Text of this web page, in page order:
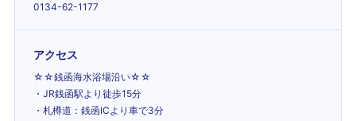
0134-62-1177
アクセス
☆☆銭函海水浴場沿い☆☆
・JR銭函駅より徒歩15分
・札樽道：銭函ICより車で3分